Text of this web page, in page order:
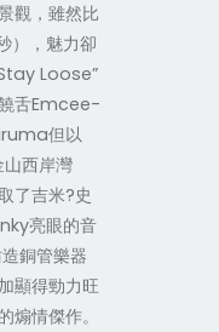
觀，雖然比
），魅力卻
Loose”
舌Emcee-
但以
西岸灣
了吉米?史
亮眼的音
銅管樂器
顯得勁力旺
煽情傑作。